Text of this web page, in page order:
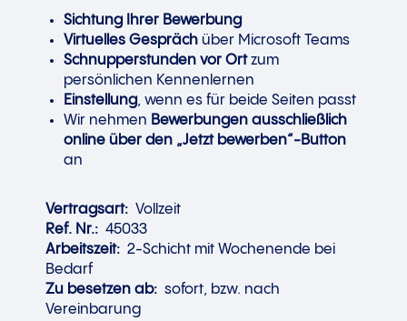
Sichtung Ihrer Bewerbung
Virtuelles Gespräch über Microsoft Teams
Schnupperstunden vor Ortzum
persönlichen Kennenlernen
Einstellung, wenn es für beide Seiten passt
Wir nehmen Bewerbungen ausschließlich
online über den „Jetzt bewerben“-Button
an
Vertragsart: Vollzeit
Ref. Nr.: 45033
Arbeitszeit: 2-Schicht mit Wochenende bei
Bedarf
Zu besetzen ab: sofort, bzw. nach
Vereinbarung